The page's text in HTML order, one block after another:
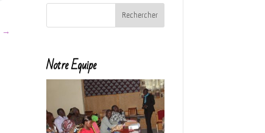
→
Notre Equipe